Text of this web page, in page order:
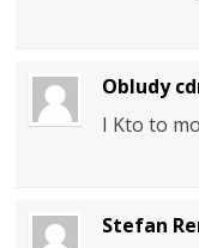
Obludy
I Kto to
Stefan